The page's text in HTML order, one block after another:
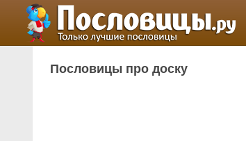
Пословицы про доску